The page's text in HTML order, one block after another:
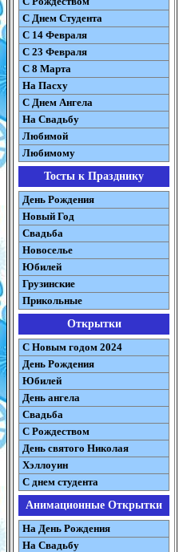
C Днем Студента
С 14 Февраля
С 23 Февраля
С 8 Марта
На Пасху
C Днем Ангела
На Свадьбу
Любимой
Любимому
Тосты к Празднику
День Рождения
Новый Год
Свадьба
Новоселье
Юбилей
Грузинские
Прикольные
Открытки
С Новым годом 2024
День Рождения
Юбилей
День ангела
Свадьба
С Рождеством
День святого Николая
Хэллоуин
С днем студента
Анимационные Открытки
На День Рождения
На Свадьбу